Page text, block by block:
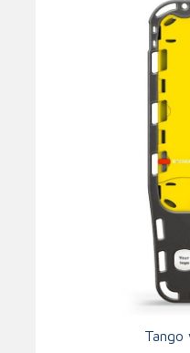
Tango